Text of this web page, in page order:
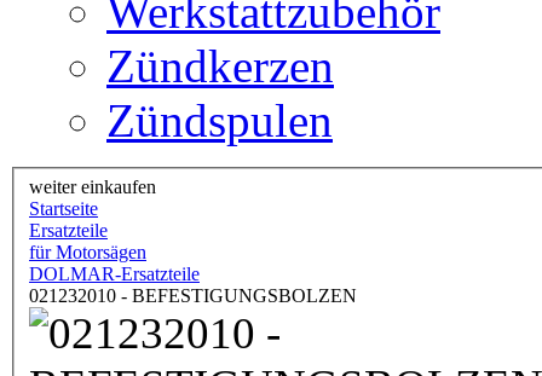
Werkstattzubehör
Zündkerzen
Zündspulen
weiter einkaufen
Startseite
Ersatzteile
für Motorsägen
DOLMAR-Ersatzteile
021232010 - BEFESTIGUNGSBOLZEN